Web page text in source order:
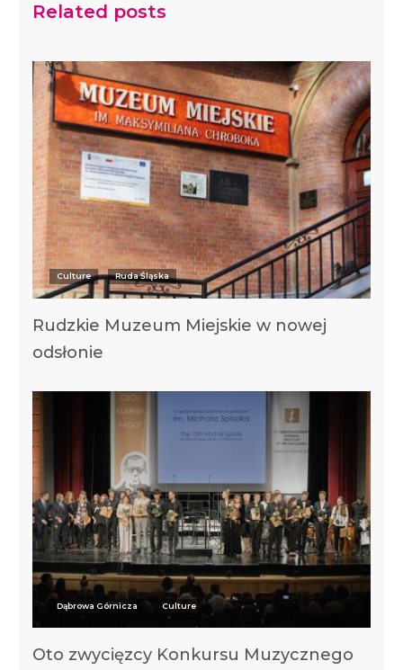
Related posts
Culture Ruda Śląska
Rudzkie Muzeum Miejskie w nowej
odsłonie
Dąbrowa Górnicza Culture
Oto zwycięzcy Konkursu Muzycznego